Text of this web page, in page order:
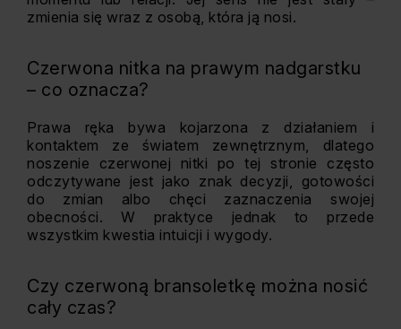
zmienia się wraz z osobą, która ją nosi.
Czerwona nitka na prawym nadgarstku
– co oznacza?
Prawa ręka bywa kojarzona z działaniem i
kontaktem ze światem zewnętrznym, dlatego
noszenie czerwonej nitki po tej stronie często
odczytywane jest jako znak decyzji, gotowości
do zmian albo chęci zaznaczenia swojej
obecności. W praktyce jednak to przede
wszystkim kwestia intuicji i wygody.
Czy czerwoną bransoletkę można nosić
cały czas?